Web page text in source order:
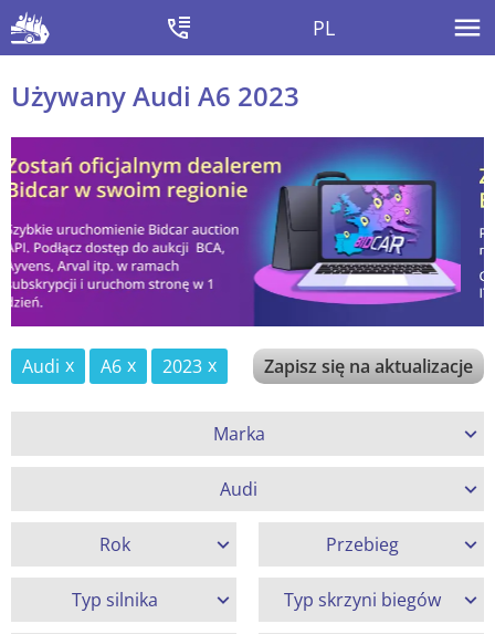
PL
Używany Audi A6 2023
Audi A6 2023 Zapisz się na aktualizacje
Marka
Audi
Rok Przebieg
Typ silnika Typ skrzyni biegów